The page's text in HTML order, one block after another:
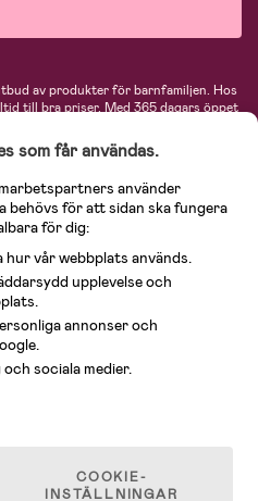
av produkter för barnfamiljen. Hos
till bra priser. Med 365 dagars öppet
bilstolar, kläder för barn och
av inspirerande inredning, leksaker,
Baby Jogger, BabyBjörn, Didriksons,
Cybex, LEGO och många fler.
största barn- och babybutik på nätet!
rättigheter reserverade.
som får användas.
använder
behövs för att sidan ska fungera
för dig:
vår webbplats används.
upplevelse och
annonser och
sociala medier.
COOKIE-
INSTÄLLNINGAR